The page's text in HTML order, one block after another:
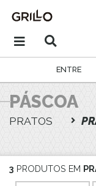
ENTRE
PÁSCOA
PRATOS
3 PRODUTOS EM